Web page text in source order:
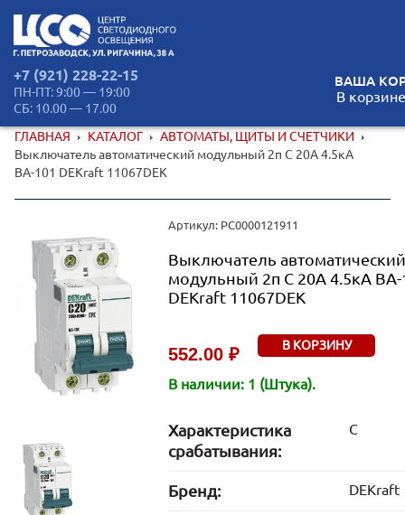
+7 (921) 228-22-15
ПН-ПТ: 9:00 — 19:00
СБ: 10.00 — 17.00
ВАША
В
ГЛАВНАЯ КАТАЛОГ
АВТОМАТЫ, ЩИТЫ И СЧЕТЧИКИ
Выключатель автоматический модульный 2п C 20А 4.5кА
ВА-101 DEKraft 11067DEK
Артикул: РС0000121911
Выключатель автоматический
модульный 2п C 20А 4.5кА ВА-
DEKraft 11067DEK
552.00 ₽ В КОРЗИНУ
В наличии: 1 (Штука).
Характеристика
срабатывания:
C
Бренд: DEKraft